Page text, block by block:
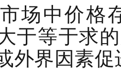
场中价格
于等于求
外界因素